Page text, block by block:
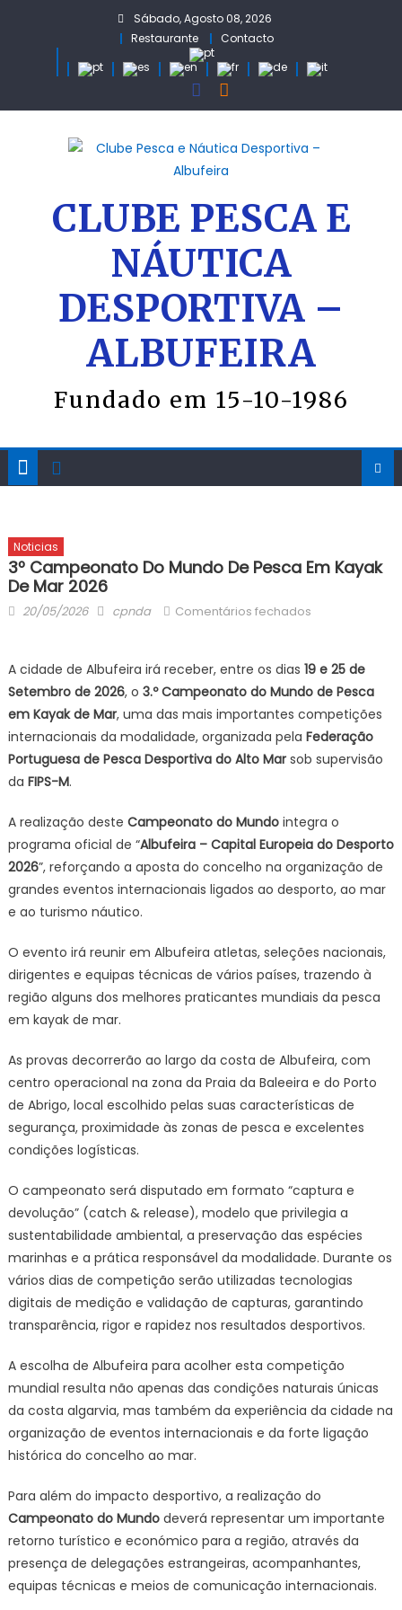
Sábado, Agosto 08, 2026
Restaurante
Contacto
CLUBE PESCA E
NÁUTICA
DESPORTIVA –
ALBUFEIRA
Fundado em 15-10-1986
Noticias
3º Campeonato Do Mundo De Pesca Em Kayak
De Mar 2026
Posted
20/05/2026 Author
cpnda Comentários fechadosem
do
Mundo
de
Pesca
em
Mar
2026
A cidade de Albufeira irá receber, entre os dias 19 e 25 de
Setembro de 2026, o 3.º Campeonato do Mundo de Pesca
em Kayak de Mar, uma das mais importantes competições
internacionais da modalidade, organizada pela Federação
Portuguesa de Pesca Desportiva do Alto Marsob supervisão
da FIPS-M.
A realização deste Campeonato do Mundointegra o
programa oficial de “Albufeira – Capital Europeia do Desporto
2026”, reforçando a aposta do concelho na organização de
grandes eventos internacionais ligados ao desporto, ao mar
e ao turismo náutico.
O evento irá reunir em Albufeira atletas, seleções nacionais,
dirigentes e equipas técnicas de vários países, trazendo à
região alguns dos melhores praticantes mundiais da pesca
em kayak de mar.
As provas decorrerão ao largo da costa de Albufeira, com
centro operacional na zona da Praia da Baleeira e do Porto
de Abrigo, local escolhido pelas suas características de
segurança, proximidade às zonas de pesca e excelentes
condições logísticas.
O campeonato será disputado em formato “captura e
devolução” (catch & release), modelo que privilegia a
sustentabilidade ambiental, a preservação das espécies
marinhas e a prática responsável da modalidade. Durante os
vários dias de competição serão utilizadas tecnologias
digitais de medição e validação de capturas, garantindo
transparência, rigor e rapidez nos resultados desportivos.
A escolha de Albufeira para acolher esta competição
mundial resulta não apenas das condições naturais únicas
da costa algarvia, mas também da experiência da cidade na
organização de eventos internacionais e da forte ligação
histórica do concelho ao mar.
Para além do impacto desportivo, a realização do
Campeonato do Mundodeverá representar um importante
retorno turístico e económico para a região, através da
presença de delegações estrangeiras, acompanhantes,
equipas técnicas e meios de comunicação internacionais.